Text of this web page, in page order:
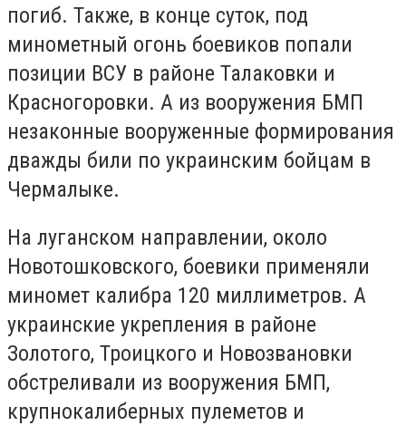
погиб. Также, в конце суток, под
минометный огонь боевиков попали
позиции ВСУ в районе Талаковки и
Красногоровки. А из вооружения БМП
незаконные вооруженные формирования
дважды били по украинским бойцам в
Чермалыке.
На луганском направлении, около
Новотошковского, боевики применяли
миномет калибра 120 миллиметров. А
украинские укрепления в районе
Золотого, Троицкого и Новозвановки
обстреливали из вооружения БМП,
крупнокалиберных пулеметов и